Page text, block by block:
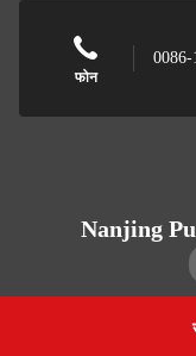
फोन
0086-
Nanjing